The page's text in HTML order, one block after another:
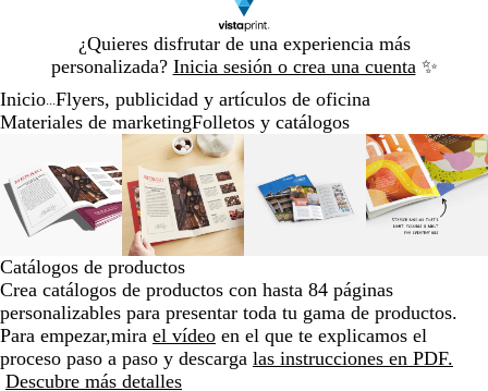
¿Quieres disfrutar de una experiencia más
personalizada? Inicia sesión o crea una cuenta ✨
1
Inicio Flyers, publicidad y artículos de oficina
Materiales de marketingFolletos y catálogos
ampliable
Acercado
hasta
mínimo
clic
para
expandir
las
teclas
de
más
y
menos
para
y
alejar
Imagen
ampliable
Acercado
hasta
mínimo
Haz
clic
para
expandir
Utiliza
las
teclas
de
más
y
menos
ampliar
y
ampliable
Acercado
mínimo
para
expandir
teclas
de
menos
para
ampliar
y
alejar
Imagen
hasta
mínimo
Haz
clic
para
Utiliza
las
teclas
de
más
para
ampliar
y
alejar
de
Catálogos de productos
Crea catálogos de productos con hasta 84 páginas
personalizables para presentar toda tu gama de productos.
Para empezar,mira el vídeo en el que te explicamos el
proceso paso a paso y descarga las instrucciones en PDF.
Descubre más detalles